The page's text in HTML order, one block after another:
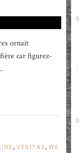
ornait
car figurez-
, VERITAS, WE